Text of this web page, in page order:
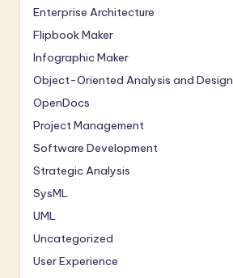
Enterprise Architecture
Flipbook Maker
Infographic Maker
Object-Oriented Analysis and Design
OpenDocs
Project Management
Software Development
Strategic Analysis
SysML
UML
Uncategorized
User Experience